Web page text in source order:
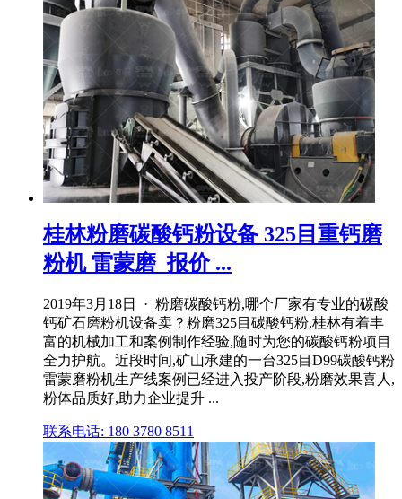
桂林粉磨碳酸钙粉设备 325目重钙磨
粉机 雷蒙磨_报价 ...
2019年3月18日 · 粉磨碳酸钙粉,哪个厂家有专业的碳酸
钙矿石磨粉机设备卖？粉磨325目碳酸钙粉,桂林有着丰
富的机械加工和案例制作经验,随时为您的碳酸钙粉项目
全力护航。近段时间,矿山承建的一台325目D99碳酸钙粉
雷蒙磨粉机生产线案例已经进入投产阶段,粉磨效果喜人,
粉体品质好,助力企业提升 ...
联系电话: 180 3780 8511